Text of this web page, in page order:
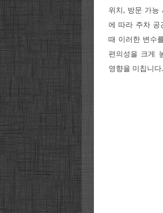
위치, 방문 가능
에 따라 주차 공
때 이러한 변수
편의성을 크게
영향을 미칩니다.